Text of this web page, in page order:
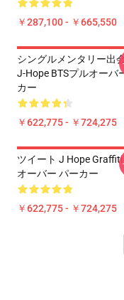
￥287,100 - ￥665,550
シングルメンタリー出
J-Hope BTSプルオーバ
カー
￥622,775 - ￥724,275
ツイート J Hope Graffiti
オーバー パーカー
￥622,775 - ￥724,275